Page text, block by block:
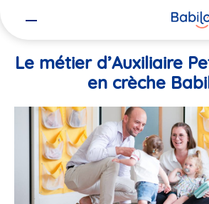
Le métier d’Auxiliaire
en crèche